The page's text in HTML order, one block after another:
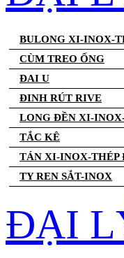
BULONG XI-INOX-
CÙM TREO ỐNG
ĐAI U
ĐINH RÚT RIVE
LONG ĐỀN XI-
TẮC KÊ
TÁN XI-INOX-THÉP
TY REN SẮT-INOX
ĐẠI